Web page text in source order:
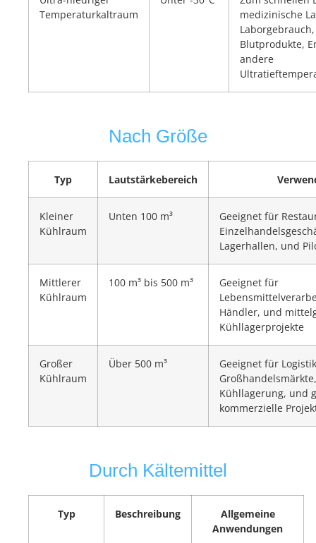
Temperaturkaltraum
medizinische
Blutprodukte,
andere
Nach Größe
Typ Lautstärkebereich
Kleiner
Kühlraum
Unten 100 m³
Geeignet für
Lagerhallen, und
Mittlerer
Kühlraum
100 m³ bis 500 m³
Geeignet für
Händler, und
Kühllagerprojekte
Großer
Kühlraum
Über 500 m³
Geeignet für
Kühllagerung, und
kommerzielle
Durch Kältemittel
Typ Beschreibung
Allgemeine
Anwendungen